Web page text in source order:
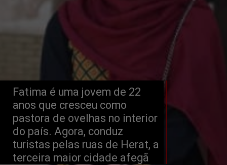
Fatima é uma jovem de 22
anos que cresceu como
pastora de ovelhas no interior
do país. Agora, conduz
turistas pelas ruas de Herat, a
terceira maior cidade afegã